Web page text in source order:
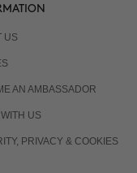
US
AN AMBASSADOR
US
PRIVACY & COOKIES